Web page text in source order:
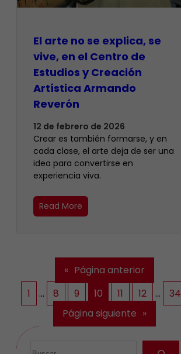
El arte no se explica, se
vive, en el Centro de
Estudios y Creación
Artística Armando
Reverón
12 de febrero de 2026
Crear es también formarse, y en
cada clase, el arte deja de ser una
idea para convertirse en
experiencia viva.
Read More
« Página anterior
1
… 8 9 10 11 12 …
34
Página siguiente »